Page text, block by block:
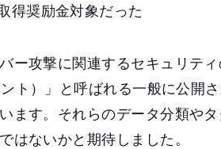
得奨励金対象だった
ー攻撃に関連するセキュリテ
ト）」と呼ばれる一般に公開
ます。それらのデータ分類や
はないかと期待しました。